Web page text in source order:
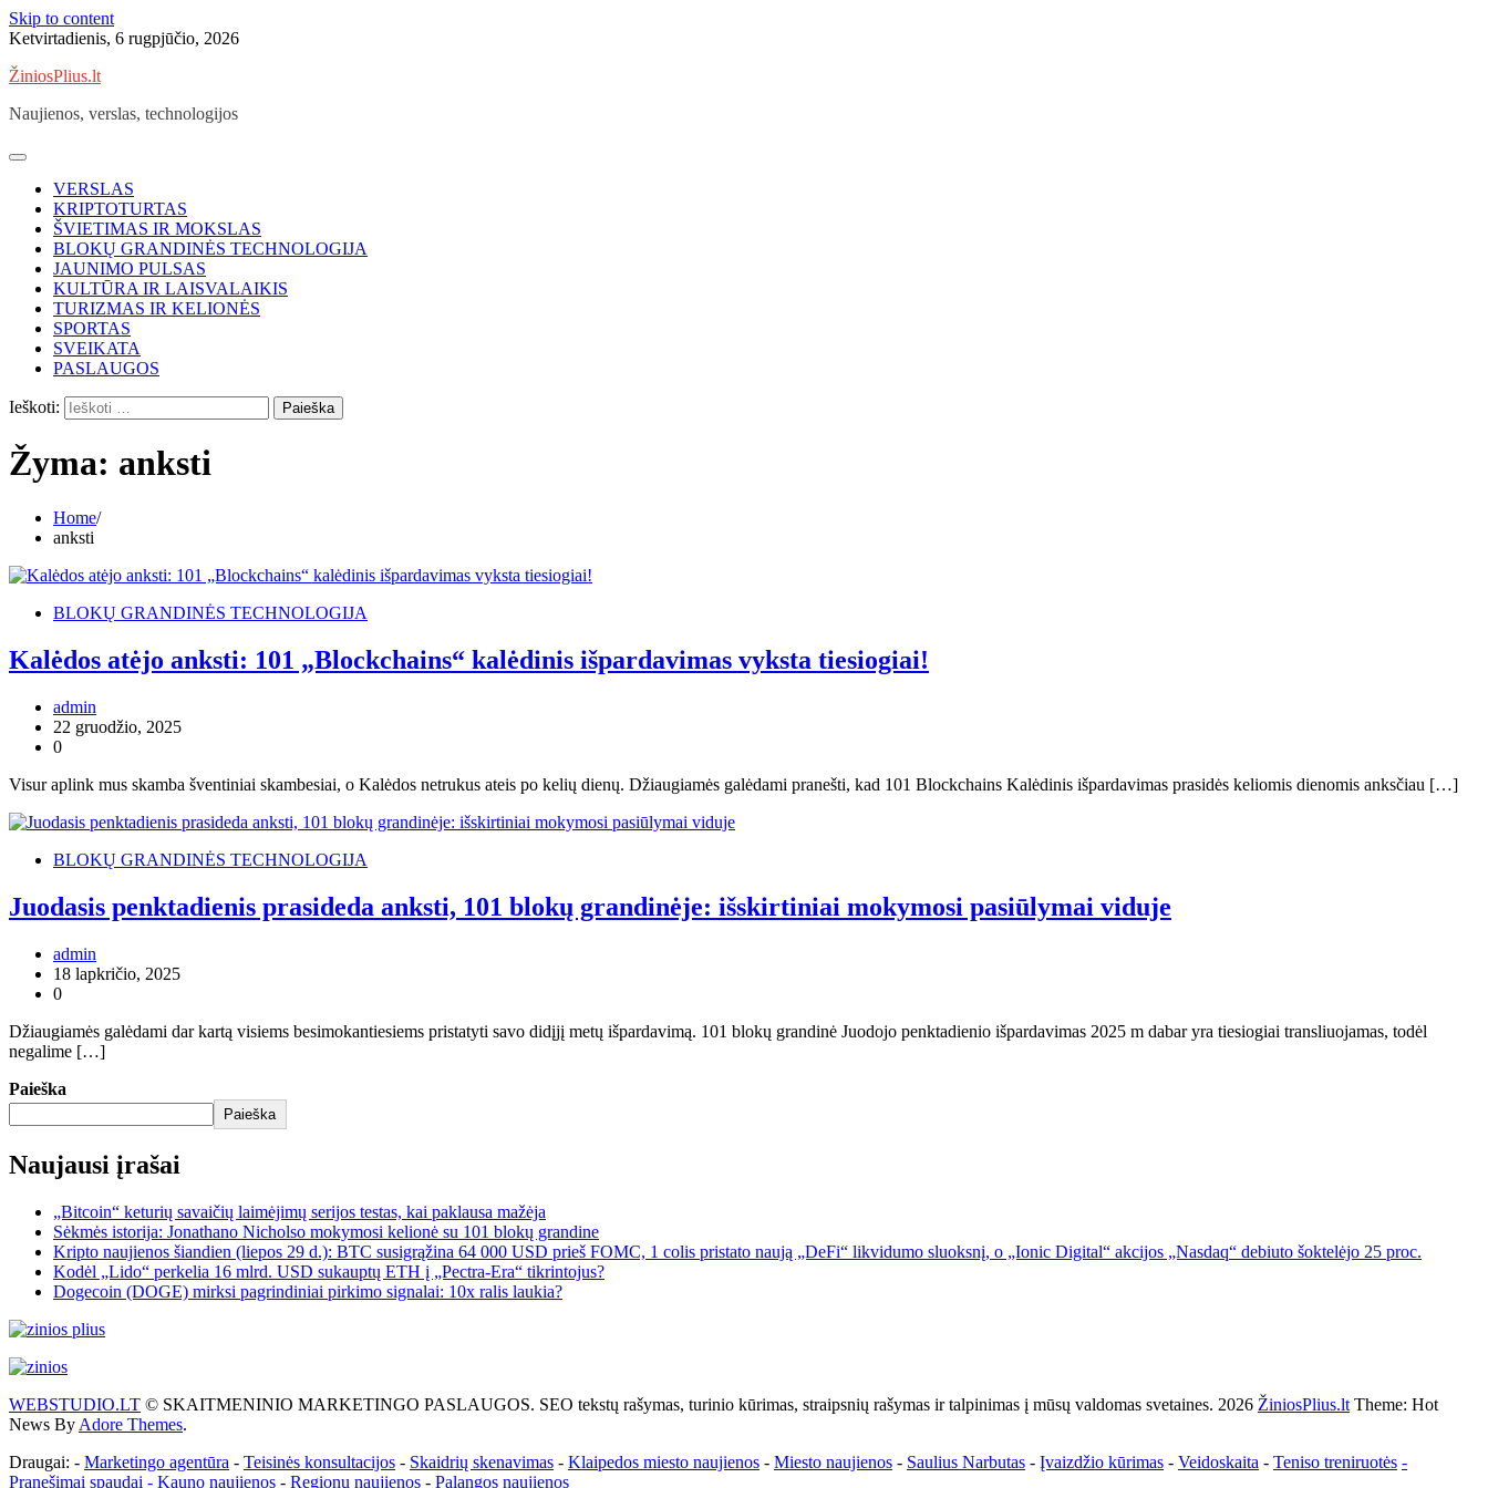
Skip to content
Ketvirtadienis, 6 rugpjūčio, 2026
ŽiniosPlius.lt
Naujienos, verslas, technologijos
VERSLAS
KRIPTOTURTAS
ŠVIETIMAS IR MOKSLAS
BLOKŲ GRANDINĖS TECHNOLOGIJA
JAUNIMO PULSAS
KULTŪRA IR LAISVALAIKIS
TURIZMAS IR KELIONĖS
SPORTAS
SVEIKATA
PASLAUGOS
Ieškoti:
Žyma: anksti
Home
anksti
BLOKŲ GRANDINĖS TECHNOLOGIJA
Kalėdos atėjo anksti: 101 „Blockchains“ kalėdinis išpardavimas vyksta tiesiogiai!
admin
22 gruodžio, 2025
0
Visur aplink mus skamba šventiniai skambesiai, o Kalėdos netrukus ateis po kelių dienų. Džiaugiamės galėdami pranešti, kad 101 Blockchains Kalėdinis išpardavimas prasidės keliomis dienomis anksčiau […]
BLOKŲ GRANDINĖS TECHNOLOGIJA
Juodasis penktadienis prasideda anksti, 101 blokų grandinėje: išskirtiniai mokymosi pasiūlymai viduje
admin
18 lapkričio, 2025
0
Džiaugiamės galėdami dar kartą visiems besimokantiesiems pristatyti savo didįjį metų išpardavimą. 101 blokų grandinė Juodojo penktadienio išpardavimas 2025 m dabar yra tiesiogiai transliuojamas, todėl
negalime […]
Paieška
Paieška
Naujausi įrašai
„Bitcoin“ keturių savaičių laimėjimų serijos testas, kai paklausa mažėja
Sėkmės istorija: Jonathano Nicholso mokymosi kelionė su 101 blokų grandine
Kripto naujienos šiandien (liepos 29 d.): BTC susigrąžina 64 000 USD prieš FOMC, 1 colis pristato naują „DeFi“ likvidumo sluoksnį, o „Ionic Digital“ akcijos „Nasdaq“ debiuto šoktelėjo 25 proc.
Kodėl „Lido“ perkelia 16 mlrd. USD sukauptų ETH į „Pectra-Era“ tikrintojus?
Dogecoin (DOGE) mirksi pagrindiniai pirkimo signalai: 10x ralis laukia?
WEBSTUDIO.LT © SKAITMENINIO MARKETINGO PASLAUGOS. SEO tekstų rašymas, turinio kūrimas, straipsnių rašymas ir talpinimas į mūsų valdomas svetaines. 2026 ŽiniosPlius.lt Theme: Hot
News By Adore Themes.
Draugai: - Marketingo agentūra - Teisinės konsultacijos - Skaidrių skenavimas - Klaipedos miesto naujienos - Miesto naujienos - Saulius Narbutas - Įvaizdžio kūrimas - Veidoskaita - Teniso treniruotės -
Pranešimai spaudai - Kauno naujienos - Regionų naujienos - Palangos naujienos